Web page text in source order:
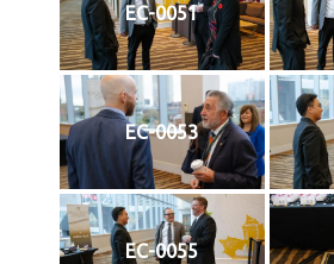
EC-0051
EC-0053
EC-0055